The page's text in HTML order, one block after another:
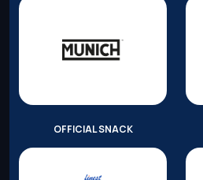
OFFICIAL SNACK